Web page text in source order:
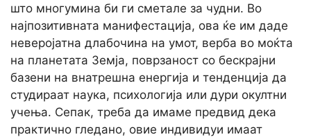
што многумина би ги сметале за чудни. Во
најпозитивната манифестација, ова ќе им даде
неверојатна длабочина на умот, верба во моќта
на планетата Земја, поврзаност со бескрајни
базени на внатрешна енергија и тенденција да
студираат наука, психологија или дури окултни
учења. Сепак, треба да имаме предвид дека
практично гледано, овие индивидуи имаат